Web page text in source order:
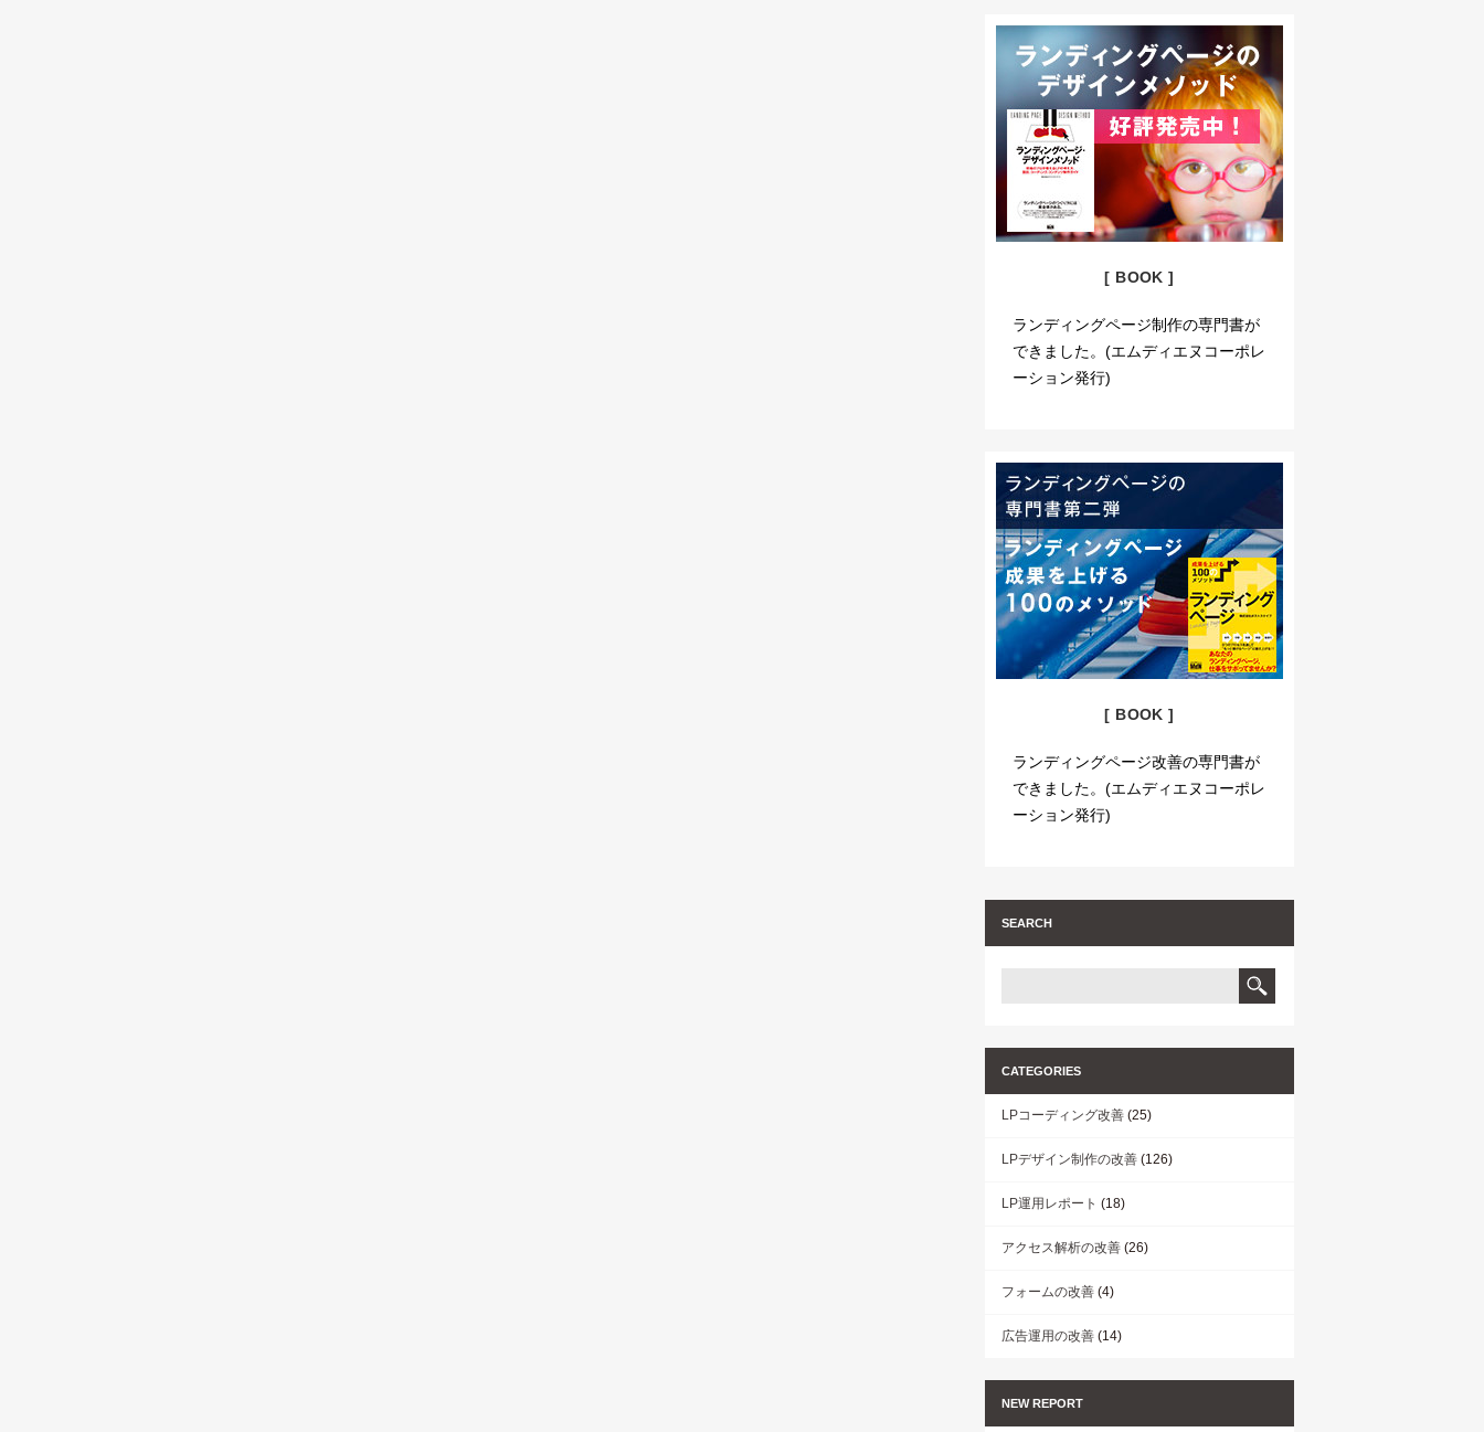
[ BOOK ]
ランディングページ制作の専門書が
できました。(エムディエヌコーポレ
ーション発行)
[ BOOK ]
ランディングページ改善の専門書が
できました。(エムディエヌコーポレ
ーション発行)
SEARCH
CATEGORIES
LPコーディング改善 (25)
LPデザイン制作の改善 (126)
LP運用レポート (18)
アクセス解析の改善 (26)
フォームの改善 (4)
広告運用の改善 (14)
NEW REPORT